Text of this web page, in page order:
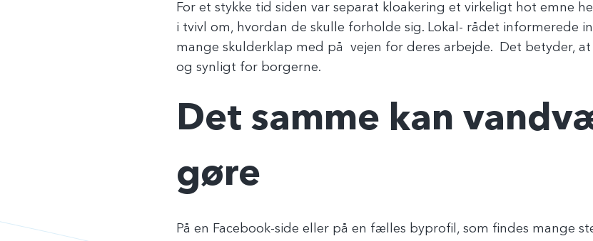
For et stykke tid siden var separat kloakering et virkeligt hot emne
i tvivl om, hvordan de skulle forholde sig. Lokal- rådet informerede
mange skulderklap med på vejen for deres arbejde. Det betyder,
og synligt for borgerne.
Det samme kan
gøre
På en Facebook-side eller på en fælles byprofil, som findes mange